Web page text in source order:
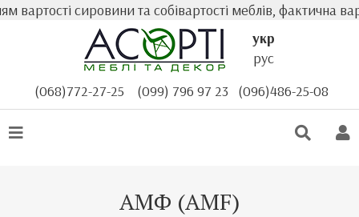
сировини та собівартості меблів, фактична
укр
рус
(068)772-27-25
(099) 796 97 23 (096)486-25-08
АМФ (AMF)